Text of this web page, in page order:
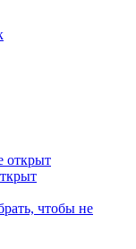
чтобы не